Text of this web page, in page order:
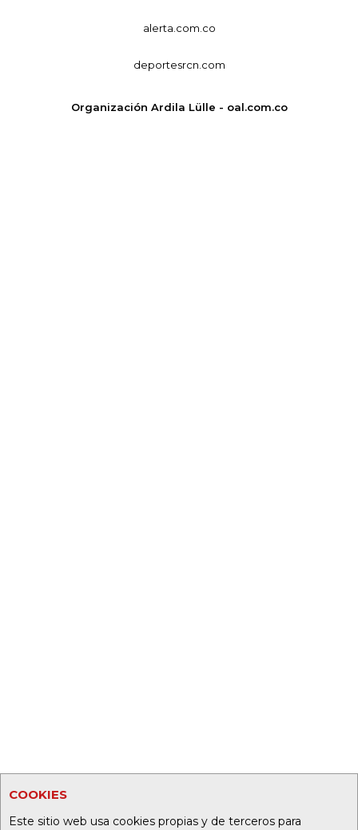
COOKIES
Este sitio web usa cookies propias y de terceros para
alerta.com.co
deportesrcn.com
Organización Ardila Lülle - oal.com.co